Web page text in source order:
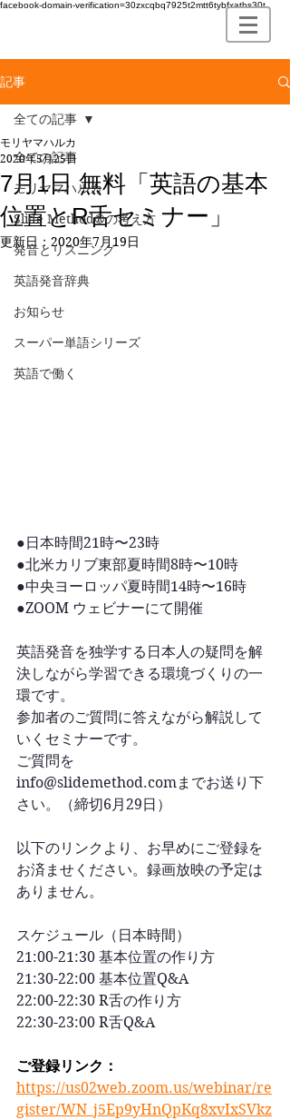
facebook-domain-verification=30zxcqbq7925t2mtt6tybfxatbs30t
記事
全ての記事
モリヤマハルカ
Slide Method®の考え方
発音とリスニング
英語発音辞典
お知らせ
スーパー単語シリーズ
英語で働く
全ての記事
7月1日 無料「英語の基本
位置とR舌セミナー」
モリヤマハルカ
2020年5月25日
更新日： 2020年7月19日
●日本時間21時〜23時
●北米カリブ東部夏時間8時〜10時
●中央ヨーロッパ夏時間14時〜16時
●ZOOM ウェビナーにて開催
英語発音を独学する日本人の疑問を解
決しながら学習できる環境づくりの一
環です。
参加者のご質問に答えながら解説して
いくセミナーです。
ご質問を
info@slidemethod.comまでお送り下
さい。（締切6月29日）
以下のリンクより、お早めにご登録を
お済ませください。録画放映の予定は
ありません。
スケジュール（日本時間）
21:00-21:30 基本位置の作り方
21:30-22:00 基本位置Q&A
22:00-22:30 R舌の作り方
22:30-23:00 R舌Q&A
ご登録リンク：
https://us02web.zoom.us/webinar/re
gister/WN_j5Ep9yHnQpKq8xvIxSVkz